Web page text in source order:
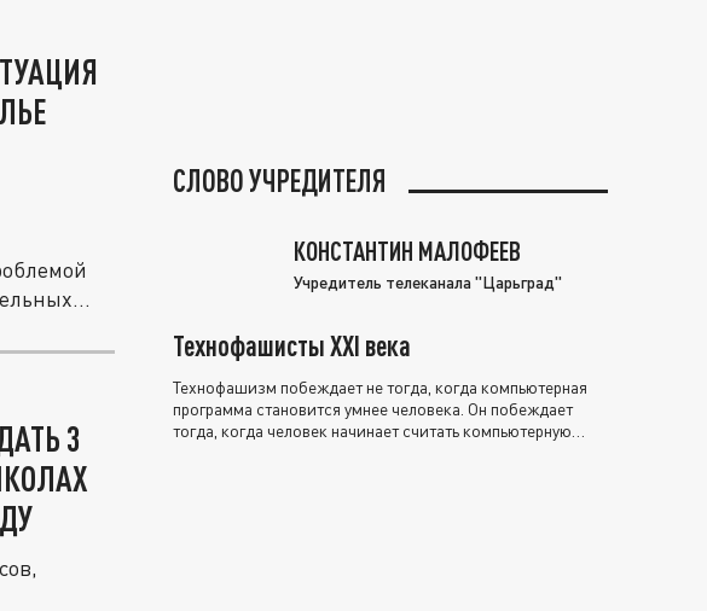
3
СЛОВО УЧРЕДИТЕЛЯ
КОНСТАНТИН МАЛОФЕЕВ
Учредитель телеканала "Царьград"
Технофашисты XXI века
Технофашизм побеждает не тогда, когда компьютерная
программа становится умнее человека. Он побеждает
тогда, когда человек начинает считать компьютерную